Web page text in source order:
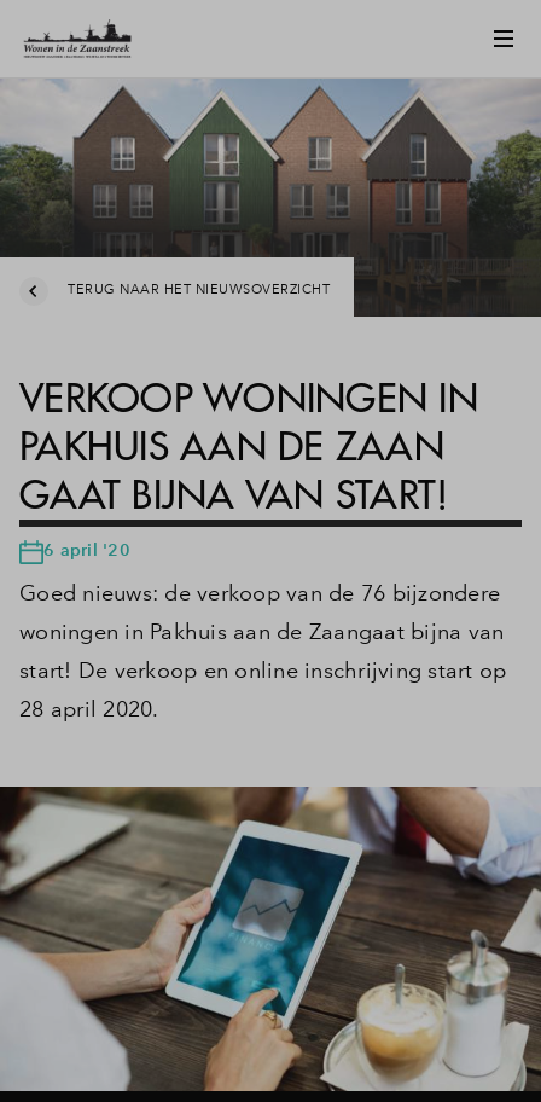
TERUG NAAR HET NIEUWSOVERZICHT
VERKOOP WONINGEN IN
PAKHUIS AAN DE ZAAN
GAAT BIJNA VAN START!
6 april '20
Goed nieuws: de verkoop van de 76 bijzondere
woningen in Pakhuis aan de Zaangaat bijna van
start! De verkoop en online inschrijving start op
28 april 2020.